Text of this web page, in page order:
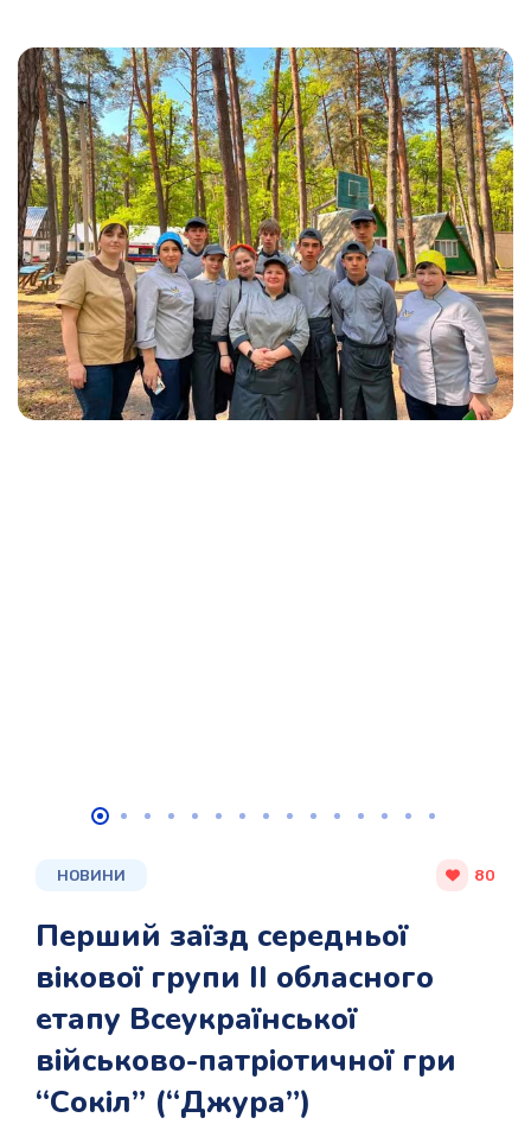
НОВИНИ 80
Перший заїзд середньої
вікової групи ІІ обласного
етапу Всеукраїнської
військово-патріотичної гри
“Сокіл” (“Джура”)